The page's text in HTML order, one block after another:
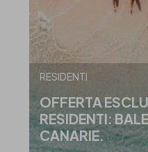
RESIDENTI
OFFERTA
RESIDENTI:
CANARIE.